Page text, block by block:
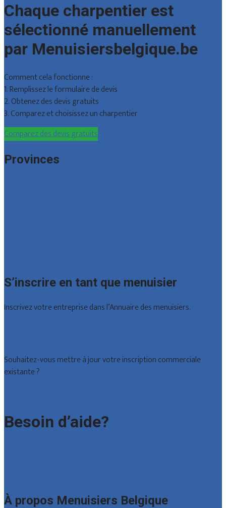
Chaque charpentier est
sélectionné manuellement
par Menuisiersbelgique.be
Comment cela fonctionne :
1. Remplissez le formulaire de devis
2. Obtenez des devis gratuits
3. Comparez et choisissez un charpentier
Comparez des devis gratuits
Provinces
S’inscrire en tant que menuisier
Inscrivez votre entreprise dans l’Annuaire des menuisiers.
Souhaitez-vous mettre à jour votre inscription commerciale
existante ?
Besoin d’aide?
À propos Menuisiers Belgique